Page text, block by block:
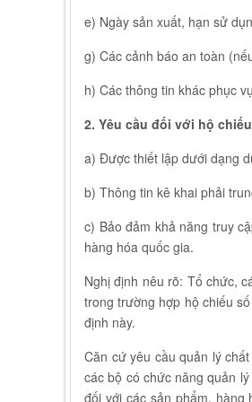
e) Ngày sản xuất, hạn sử
g) Các cảnh báo an toàn
h) Các thông tin khác phục
2. Yêu cầu đối với hộ
a) Được thiết lập dưới dạng
b) Thông tin kê khai phải
c) Bảo đảm khả năng truy
hàng hóa quốc gia.
Nghị định nêu rõ: Tổ chức,
trong trường hợp hộ chiếu
định này.
Căn cứ yêu cầu quản lý
các bộ có chức năng quản
đối với các sản phẩm,